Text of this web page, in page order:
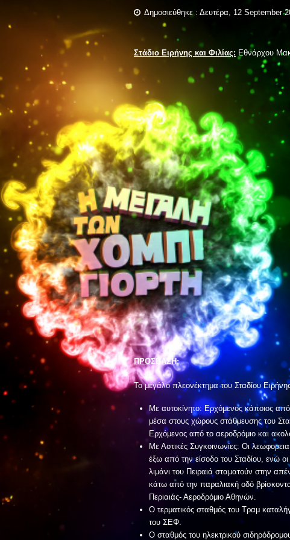
Δημοσιεύθηκε : Δευτέρα, 12 September
Στάδιο Ειρήνης και Φιλίας: Εθνάρχου
ΠΡΟΣΒΑΣΗ:
Το μεγάλο πλεονέκτημα του Σταδίου
Με αυτοκίνητο: Ερχόμενος κάποιος
μέσα στους χώρους στάθμευσης του
Ερχόμενος από το αεροδρόμιο και
Με Αστικές Συγκοινωνίες: Οι
έξω από την είσοδο του Σταδίου, ενώ
λιμάνι του Πειραιά σταματούν στην
κάτω από την παραλιακή οδό
Περιαιάς- Αεροδρόμιο Αθηνών.
Ο τερματικός σταθμός του Τραμ
του ΣΕΦ.
Ο σταθμός του ηλεκτρικού